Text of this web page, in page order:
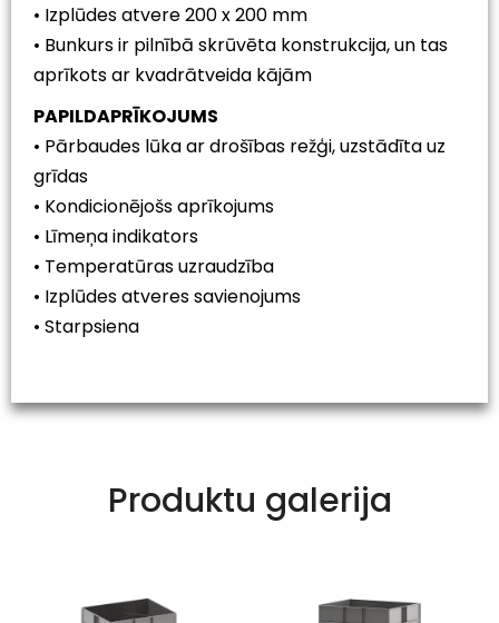
• Izplūdes atvere 200 x 200 mm
• Bunkurs ir pilnībā skrūvēta konstrukcija, un tas
aprīkots ar kvadrātveida kājām
PAPILDAPRĪKOJUMS
• Pārbaudes lūka ar drošības režģi, uzstādīta uz
grīdas
• Kondicionējošs aprīkojums
• Līmeņa indikators
• Temperatūras uzraudzība
• Izplūdes atveres savienojums
• Starpsiena
Produktu galerija